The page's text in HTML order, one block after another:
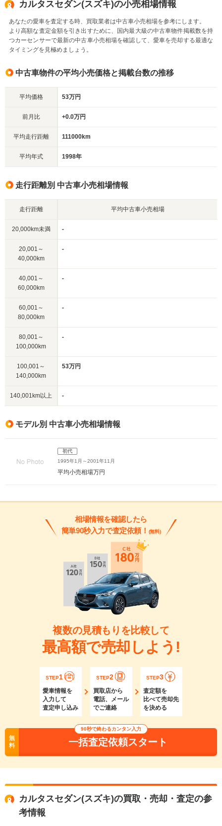
カルタスセダン(スズキ)の小売相場情報
あなたの愛車を査定する時、買取業者は中古車小売相場を参考にします。
より高額な査定金額を引き出すために、国内最大級の中古車物件掲載数を持
つカーセンサーで最新の中古車小売相場を確認して、愛車を売却する最適な
タイミングを見極めましょう。
中古車物件の平均小売価格と掲載台数の推移
平均価格 53万円
前月比 +0.0万円
平均走行距離 111000km
平均年式 1998年
走行距離別 中古車小売相場情報
走行距離 平均中古車小売相場
20,000km未満 -
20,001～
40,000km
-
40,001～
60,000km
-
60,001～
80,000km
-
80,001～
100,000km
-
100,001～
140,000km
53万円
140,001km以上 -
モデル別 中古車小売相場情報
初代
1995年1月～2001年11月
平均小売相場万円
相場情報を確認したら
簡単90秒入力で査定依頼！ (無料)
複数の見積もりを比較して
最高額で売却しよう!
STEP1
愛車情報を
入力して
査定申し込み
STEP2
買取店から
電話、メール
でご連絡
STEP3
査定額を
比べて売却先
を決める
無
料
90秒で終わるカンタン入力
一括査定依頼スタート
カルタスセダン(スズキ)の買取・売却・査定の参
考情報